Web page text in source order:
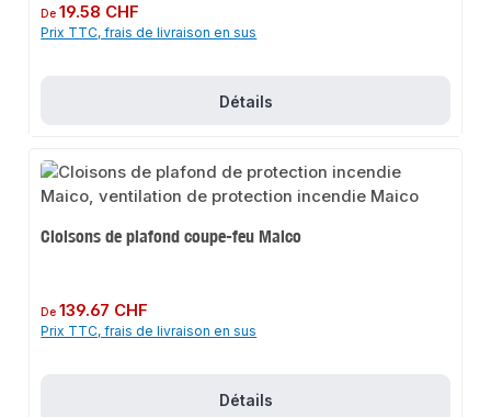
Prix régulier :
De19.58 CHF
Prix TTC, frais de livraison en sus
Détails
Cloisons de plafond coupe-feu Maico
Prix régulier :
De139.67 CHF
Prix TTC, frais de livraison en sus
Détails